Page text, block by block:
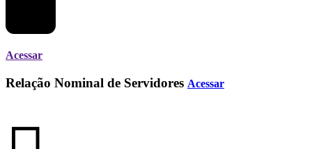
Acessar
Relação Nominal de Servidores Acessar